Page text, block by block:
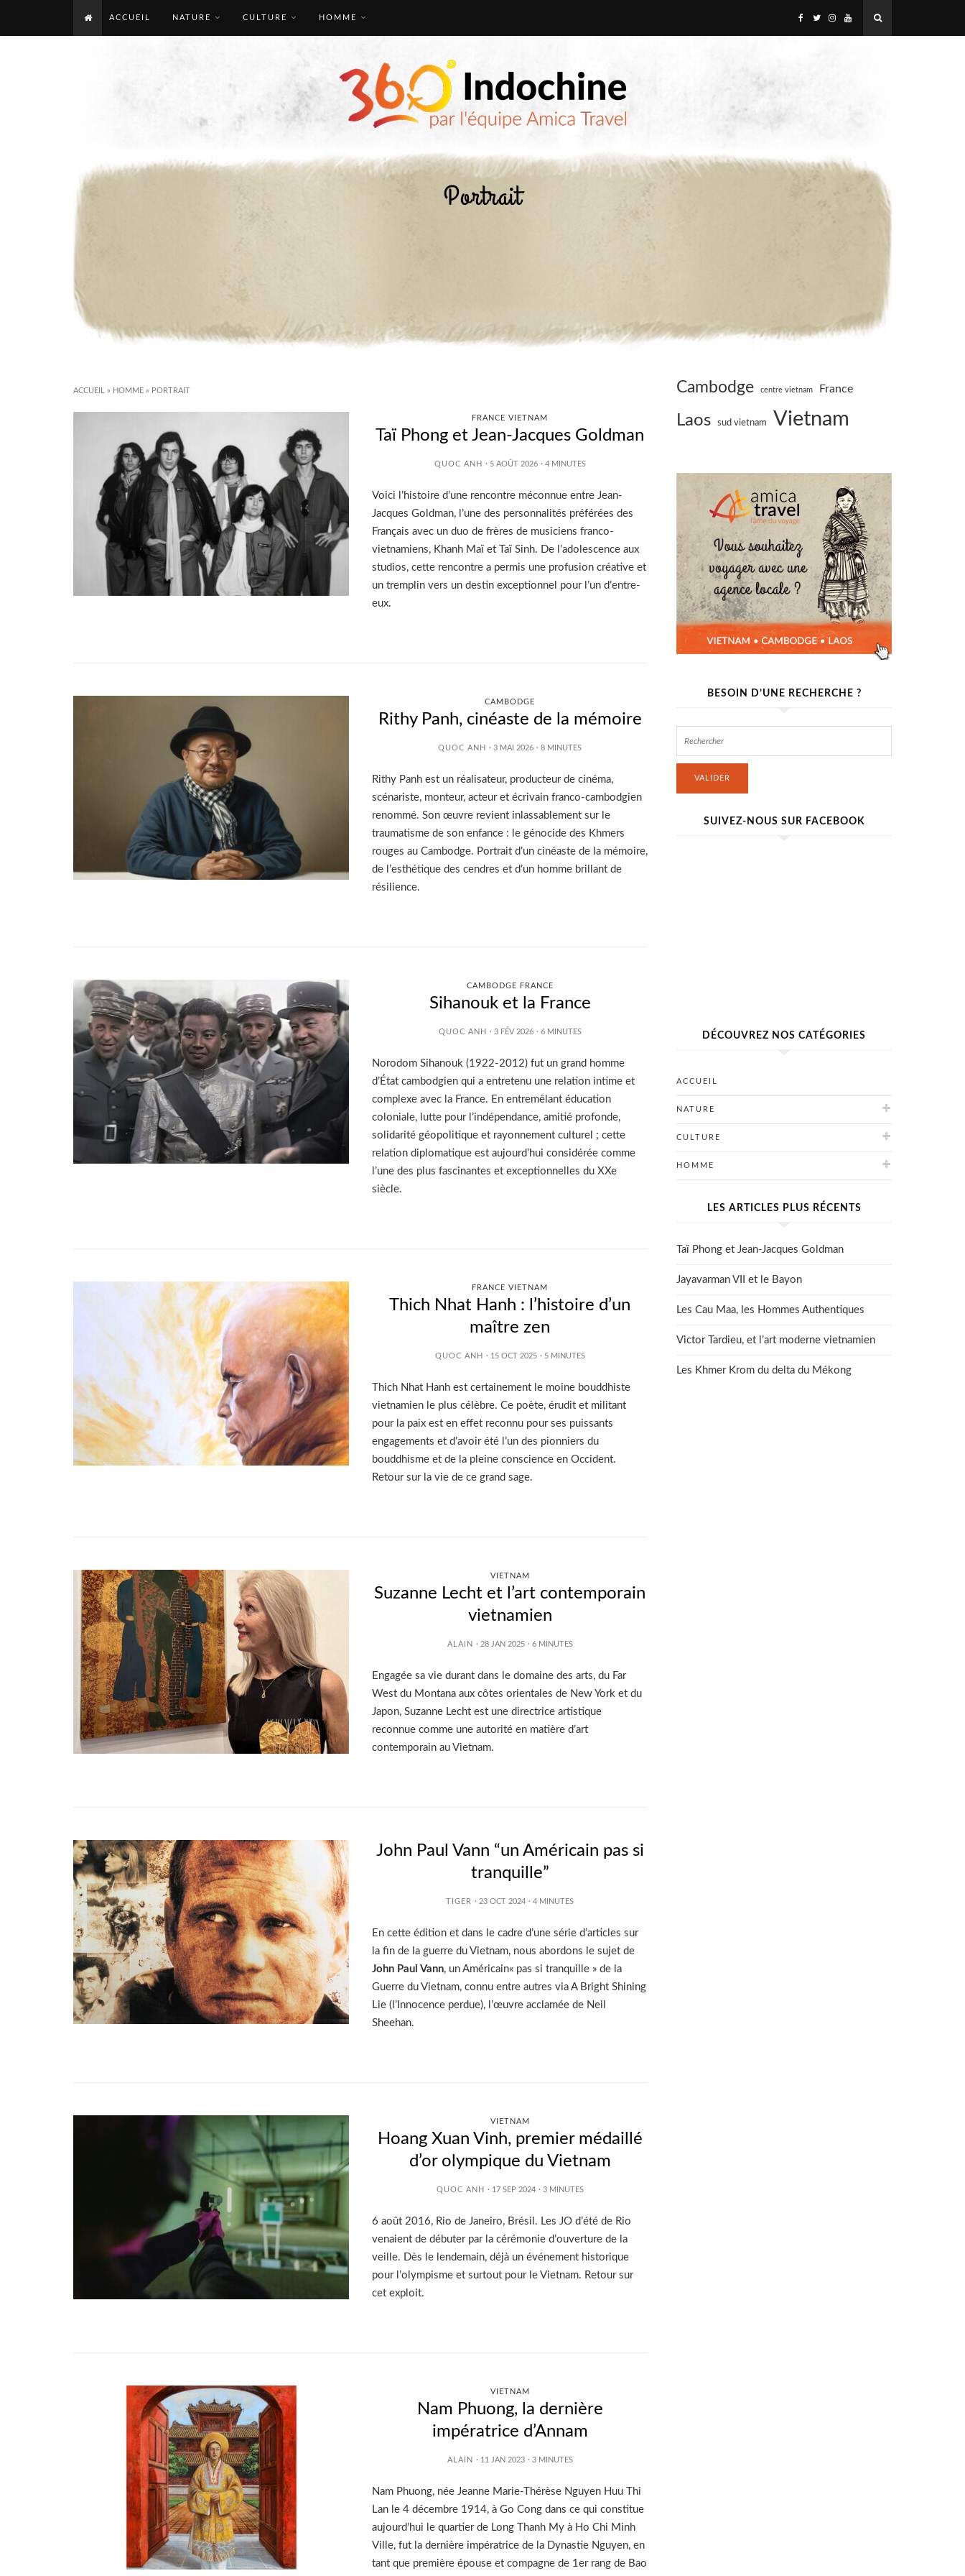
Portrait
ACCUEIL » HOMME » PORTRAIT
FRANCE VIETNAM
Taï Phong et Jean-Jacques Goldman
QUOC ANH · 5 AOÛT 2026 · 4 MINUTES
Voici l’histoire d’une rencontre méconnue entre Jean-
Jacques Goldman, l’une des personnalités préférées des
Français avec un duo de frères de musiciens franco-
vietnamiens, Khanh Maï et Taï Sinh. De l’adolescence aux
studios, cette rencontre a permis une profusion créative et
un tremplin vers un destin exceptionnel pour l’un d’entre-
eux.
CAMBODGE
Rithy Panh, cinéaste de la mémoire
QUOC ANH · 3 MAI 2026 · 8 MINUTES
Rithy Panh est un réalisateur, producteur de cinéma,
scénariste, monteur, acteur et écrivain franco-cambodgien
renommé. Son œuvre revient inlassablement sur le
traumatisme de son enfance : le génocide des Khmers
rouges au Cambodge. Portrait d’un cinéaste de la mémoire,
de l’esthétique des cendres et d’un homme brillant de
résilience.
CAMBODGE FRANCE
Sihanouk et la France
QUOC ANH · 3 FÉV 2026 · 6 MINUTES
Norodom Sihanouk (1922-2012) fut un grand homme
d’État cambodgien qui a entretenu une relation intime et
complexe avec la France. En entremêlant éducation
coloniale, lutte pour l’indépendance, amitié profonde,
solidarité géopolitique et rayonnement culturel ; cette
relation diplomatique est aujourd’hui considérée comme
l’une des plus fascinantes et exceptionnelles du XXe
siècle.
FRANCE VIETNAM
Thich Nhat Hanh : l’histoire d’un
maître zen
QUOC ANH · 15 OCT 2025 · 5 MINUTES
Thich Nhat Hanh est certainement le moine bouddhiste
vietnamien le plus célèbre. Ce poète, érudit et militant
pour la paix est en effet reconnu pour ses puissants
engagements et d’avoir été l’un des pionniers du
bouddhisme et de la pleine conscience en Occident.
Retour sur la vie de ce grand sage.
VIETNAM
Suzanne Lecht et l’art contemporain
vietnamien
ALAIN · 28 JAN 2025 · 6 MINUTES
Engagée sa vie durant dans le domaine des arts, du Far
West du Montana aux côtes orientales de New York et du
Japon, Suzanne Lecht est une directrice artistique
reconnue comme une autorité en matière d’art
contemporain au Vietnam.
John Paul Vann “un Américain pas si
tranquille”
TIGER · 23 OCT 2024 · 4 MINUTES
En cette édition et dans le cadre d’une série d’articles sur
la fin de la guerre du Vietnam, nous abordons le sujet de
John Paul Vann, un Américain« pas si tranquille » de la
Guerre du Vietnam, connu entre autres via A Bright Shining
Lie (l’Innocence perdue), l’œuvre acclamée de Neil
Sheehan.
VIETNAM
Hoang Xuan Vinh, premier médaillé
d’or olympique du Vietnam
QUOC ANH · 17 SEP 2024 · 3 MINUTES
6 août 2016, Rio de Janeiro, Brésil. Les JO d’été de Rio
venaient de débuter par la cérémonie d’ouverture de la
veille. Dès le lendemain, déjà un événement historique
pour l’olympisme et surtout pour le Vietnam. Retour sur
cet exploit.
VIETNAM
Nam Phuong, la dernière
impératrice d’Annam
ALAIN · 11 JAN 2023 · 3 MINUTES
Nam Phuong, née Jeanne Marie-Thérèse Nguyen Huu Thi
Lan le 4 décembre 1914, à Go Cong dans ce qui constitue
aujourd’hui le quartier de Long Thanh My à Ho Chi Minh
Ville, fut la dernière impératrice de la Dynastie Nguyen, en
tant que première épouse et compagne de 1er rang de Bao
Cambodge centre vietnam France
Laos sud vietnam Vietnam
BESOIN D’UNE RECHERCHE ?
VALIDER
SUIVEZ-NOUS SUR FACEBOOK
DÉCOUVREZ NOS CATÉGORIES
ACCUEIL
NATURE
CULTURE
HOMME
LES ARTICLES PLUS RÉCENTS
Taï Phong et Jean-Jacques Goldman
Jayavarman VII et le Bayon
Les Cau Maa, les Hommes Authentiques
Victor Tardieu, et l’art moderne vietnamien
Les Khmer Krom du delta du Mékong
ACCUEIL NATURE CULTURE HOMME